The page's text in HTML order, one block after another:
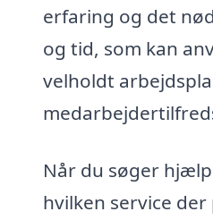
erfaring og det
og tid, som kan
velholdt
Når du søger
hvilken service